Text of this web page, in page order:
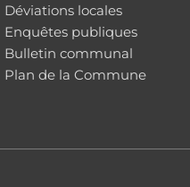
Déviations locales
Enquêtes publiques
Bulletin communal
Plan de la Commune